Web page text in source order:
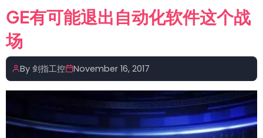
加
码
亿
美
购
GE有可能退出自动化软件这个战
场
By 剑指工控 November 16, 2017